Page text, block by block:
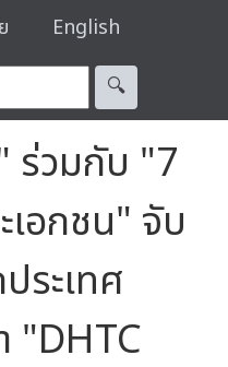
English
🔍︎
ร่วมกับ "7
อกชน" จับ
ระเทศ
"DHTC